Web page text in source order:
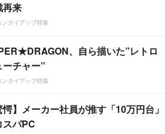
再来
ンタイアップ特集
、自ら描いた”レトロ
ーチャー”
ンタイアップ特集
愕】メーカー社員が推す「10万円台」
スパPC